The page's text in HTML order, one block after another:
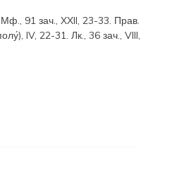
Мф., 91 зач., XXII, 23-33. Прав.
IV, 22-31. Лк., 36 зач., VIII,